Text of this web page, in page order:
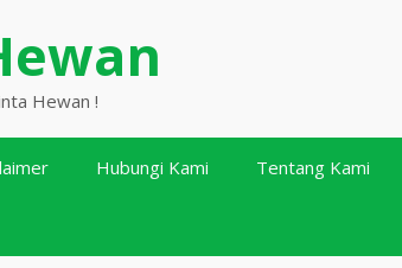
Hewan !
Hubungi Kami Tentang Kami